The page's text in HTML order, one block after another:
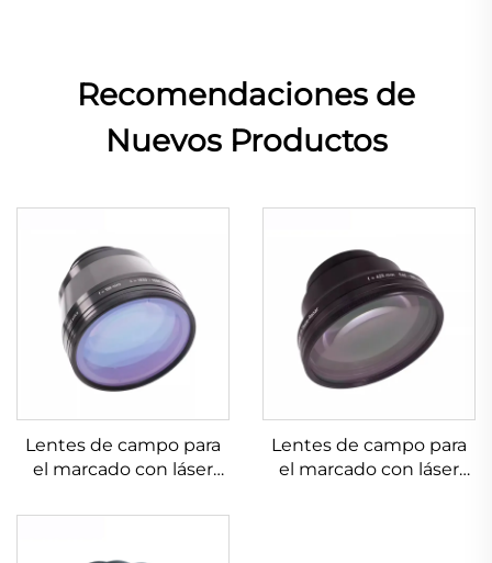
Recomendaciones de
Nuevos Productos
Lentes de campo para
el marcado con láser
Lentes de campo para
el marcado con láser